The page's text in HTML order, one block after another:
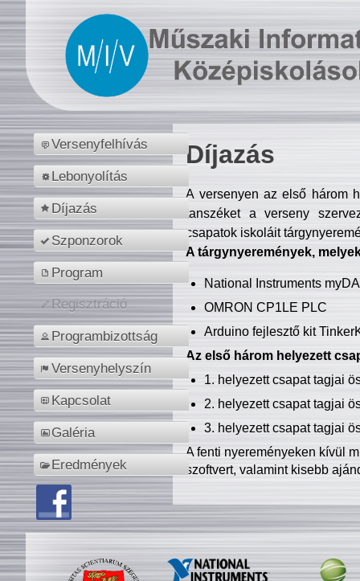
Versenyfelhívás
Lebonyolítás
Díjazás
Szponzorok
Program
Regisztráció
Programbizottság
Versenyhelyszín
Kapcsolat
Galéria
Eredmények
Díjazás
A versenyen az első három
tanszéket a verseny
csapatok iskoláit
A tárgynyeremények,
National Instruments
OMRON CP1LE PLC
Arduino fejlesztő kit
Az első három helyezett
1. helyezett csapat tagjai
2. helyezett csapat tagjai
3. helyezett csapat tagjai
A fenti nyereményeken kívül
szoftvert, valamint kisebb